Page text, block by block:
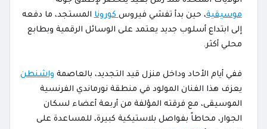
موسيقية، حين بدأ تفشي فيروسكوروناالمستجد، ما دفعه
إلى ابتداع أسلوب جديد يعتمد على الوسائل الرقمية وبطابع
محلي أكثر.
ففي أيام الأحاد وداخل منزل قيد التجديد، بالعاصمة واشنطن
يعزف هذا الفنان المولود في منطقة نورماندي الفرنسية
الموسيقى، مع فرقته المؤلفة من أربعة أعضاء لسكان
الجوار، محاطاً بفواصل بلاستيكية كبيرة، للمساعدة على